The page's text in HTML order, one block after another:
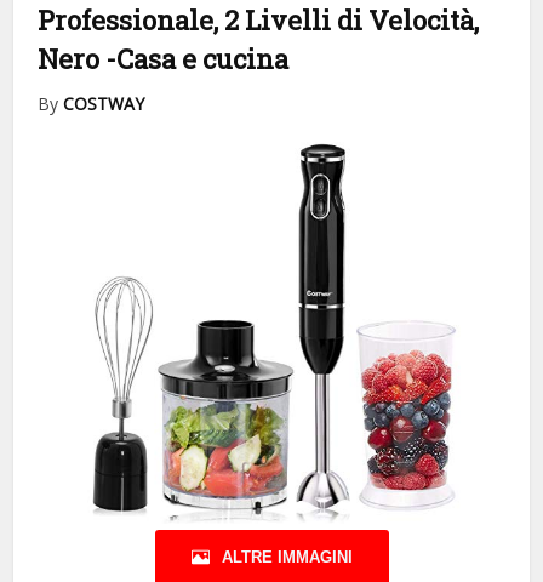
Professionale, 2 Livelli di Velocità,
Nero -Casa e cucina
ByCOSTWAY
ALTRE IMMAGINI